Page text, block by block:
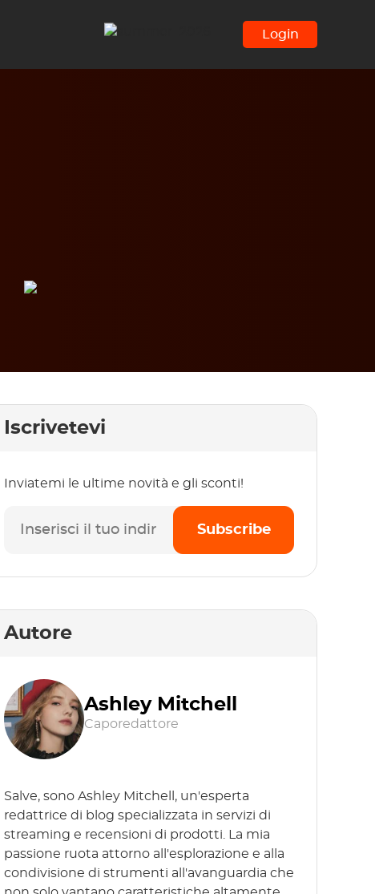
Login
Iscrivetevi
Inviatemi le ultime novità e gli sconti!
Subscribe
Autore
Ashley Mitchell
Caporedattore
Salve, sono Ashley Mitchell, un'esperta
redattrice di blog specializzata in servizi di
streaming e recensioni di prodotti. La mia
passione ruota attorno all'esplorazione e alla
condivisione di strumenti all'avanguardia che